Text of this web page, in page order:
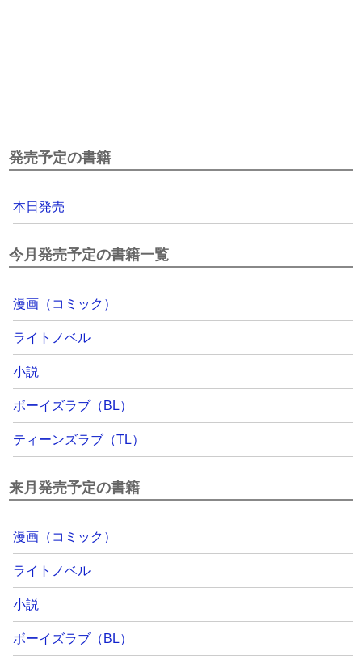
発売予定の書籍
本日発売
今月発売予定の書籍一覧
漫画（コミック）
ライトノベル
小説
ボーイズラブ（BL）
ティーンズラブ（TL）
来月発売予定の書籍
漫画（コミック）
ライトノベル
小説
ボーイズラブ（BL）